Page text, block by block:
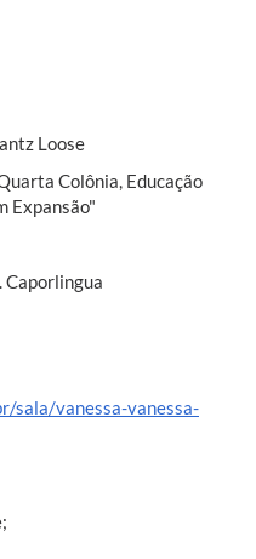
Loose
Colônia, Educação
Expansão"
Caporlingua
sala/vanessa-vanessa-